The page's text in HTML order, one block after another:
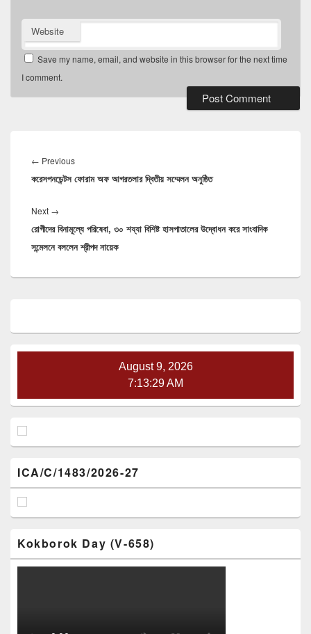
Website
Save my name, email, and website in this browser for the next time
I comment.
navigation
← PreviousPrevious
post:
করেসপনডেন্টস ফোরাম অফ আগরতলার দ্বিতীয় সম্মেলন অনুষ্ঠিত
Next →
post:
রোগীদের বিনামূল্যে পরিষেবা, ৩০ শয্যা বিশিষ্ট হাসপাতালের উদ্বোধন করে সাংবাদিক
সন্মেলনে বললেন শ্রীপদ নায়েক
Widget
August 9, 2026
7:13:30 AM
ICA/C/1483/2026-27
Kokborok Day (V-658)